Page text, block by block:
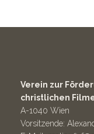
Verein zur
christlichen
A-1040 Wien
Vorsitzende: